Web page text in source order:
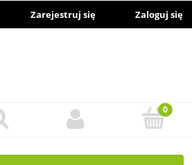
Zarejestruj się Zaloguj się